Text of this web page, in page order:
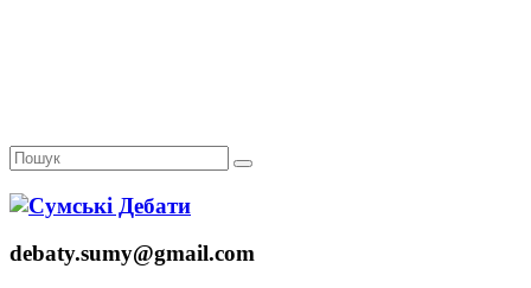
debaty.sumy@gmail.com